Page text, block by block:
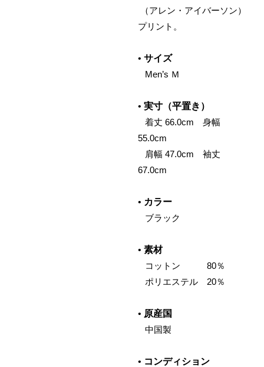
‌ （アレン・アイバーソン）
プリント。
• サイズ
‌ Men’s Ｍ
• 実寸（平置き）
‌ 着丈 66.0cm 身幅
55.0cm
‌ 肩幅 47.0cm 袖丈
67.0cm
• カラー
‌ ブラック
• 素材
‌ コットン 80％
‌ ポリエステル 20％
• 原産国
‌ 中国製
• コンディション